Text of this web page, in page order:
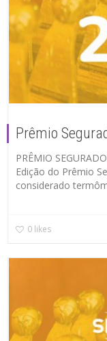
Prêmio
PRÊMIO
Edição do Prêmio
considerado
0 likes